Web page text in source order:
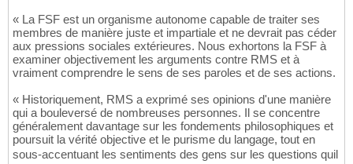
« La FSF est un organisme autonome capable de traiter ses
membres de manière juste et impartiale et ne devrait pas céder
aux pressions sociales extérieures. Nous exhortons la FSF à
examiner objectivement les arguments contre RMS et à
vraiment comprendre le sens de ses paroles et de ses actions.
« Historiquement, RMS a exprimé ses opinions d'une manière
qui a bouleversé de nombreuses personnes. Il se concentre
généralement davantage sur les fondements philosophiques et
poursuit la vérité objective et le purisme du langage, tout en
sous-accentuant les sentiments des gens sur les questions quil